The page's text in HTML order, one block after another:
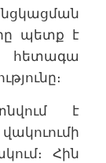
պետք է
է
Հին